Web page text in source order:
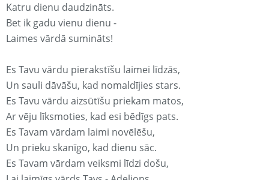
Katru dienu daudzināts.
Bet ik gadu vienu dienu -
Laimes vārdā sumināts!
Es Tavu vārdu pierakstīšu laimei līdzās,
Un sauli dāvāšu, kad nomaldījies stars.
Es Tavu vārdu aizsūtīšu priekam matos,
Ar vēju līksmoties, kad esi bēdīgs pats.
Es Tavam vārdam laimi novēlēšu,
Un prieku skanīgo, kad dienu sāc.
Es Tavam vārdam veiksmi līdzi došu,